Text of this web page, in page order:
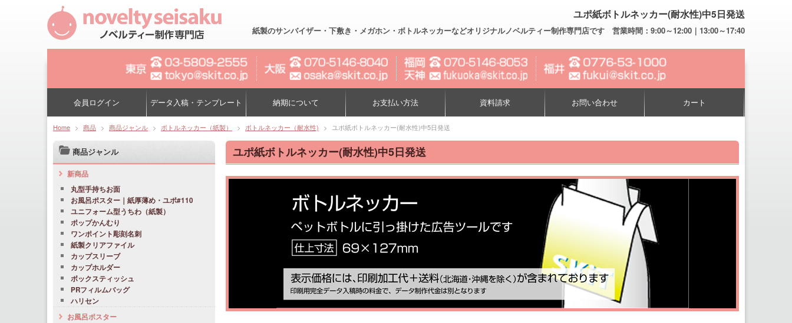
ユポ紙ボトルネッカー(耐水性)中5日発送
紙製のサンバイザー・下敷き・メガホン・ボトルネッカーなどオリジナルノベルティー制作専門店です 営業時間：9:00～12:00｜13:00～17:40
会員ログイン データ入稿・テンプレート 納期について お支払い方法 資料請求 お問い合わせ カート
Home > 商品 > 商品ジャンル > ボトルネッカー（紙製） > ボトルネッカー（耐水性) > ユポ紙ボトルネッカー(耐水性)中5日発送
ユポ紙ボトルネッカー(耐水性)中5日発送
商品ジャンル
新商品
丸型手持ちお面
お風呂ポスター｜紙厚薄め・ユポ#110
ユニフォーム型うちわ（紙製）
ポップかんむり
ワンポイント彫刻名刺
紙製クリアファイル
カップスリーブ
カップホルダー
ボックスティッシュ
PRフィルムバッグ
ハリセン
お風呂ポスター